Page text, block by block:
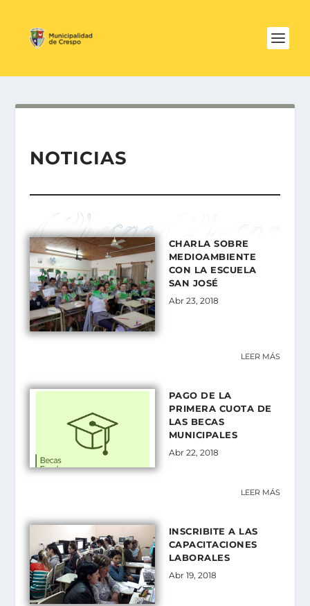
NOTICIAS
CHARLA SOBRE
MEDIOAMBIENTE
CON LA ESCUELA
SAN JOSÉ
Abr 23, 2018
LEER MÁS
PAGO DE LA
PRIMERA CUOTA DE
LAS BECAS
MUNICIPALES
Abr 22, 2018
LEER MÁS
INSCRIBITE A LAS
CAPACITACIONES
LABORALES
Abr 19, 2018